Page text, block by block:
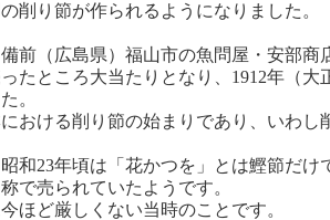
削り節が作られるようになりました。
前（広島県）福山市の魚問屋・安部商
たところ大当たりとなり、1912年（
。
おける削り節の始まりであり、いわし
和23年頃は「花かつを」とは鰹節だけ
で売られていたようです。
ほど厳しくない当時のことです。